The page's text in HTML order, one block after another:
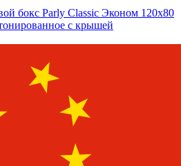
бокс Parly Classic Эконом 120х80
с крышей